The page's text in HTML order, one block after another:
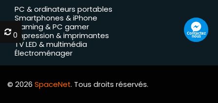
PC & ordinateurs portables
Smartphones & iPhone
Gaming & PC gamer
Impression & imprimantes
TV LED & multimédia
Électroménager
© 2026 SpaceNet. Tous droits réservés.
Contactez
nous
0
0